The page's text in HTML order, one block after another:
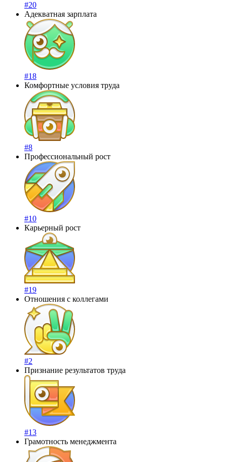
#20
Адекватная зарплата
#18
Комфортные условия труда
#8
Профессиональный рост
#10
Карьерный рост
#19
Отношения с коллегами
#2
Признание результатов труда
#13
Грамотность менеджмента